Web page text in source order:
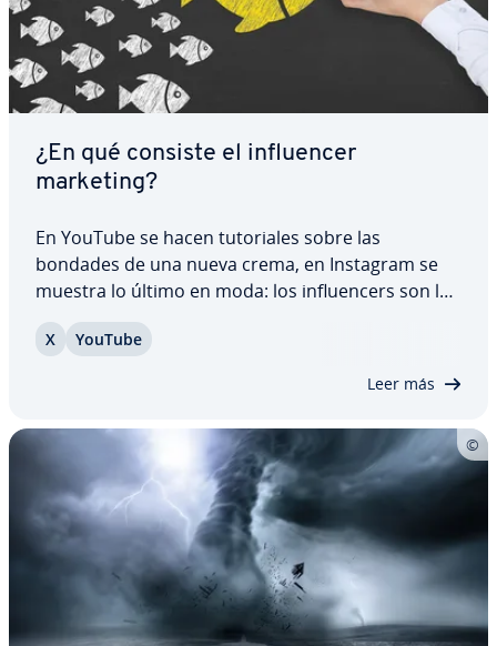
¿En qué consiste el in­flue­n­cer
marketing?
En YouTube se hacen tu­to­ria­les sobre las
bondades de una nueva crema, en Instagram se
muestra lo último en moda: los in­flue­n­ce­rs son los
enorme in­flue­n­cia. No es ca­sua­li­dad que entre sus
X YouTube
Leer más